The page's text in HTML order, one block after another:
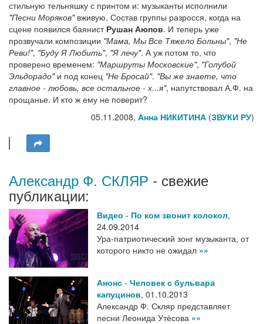
стильную тельняшку с принтом и: музыканты исполнили
"Песни Моряков"вживую. Состав группы разросся, когда на
сцене появился баянист Рушан Аюпов. И теперь уже
прозвучали композиции "Мама, Мы Все Тяжело Больны", "Не
Реви!", "Буду Я Любить", "Я лечу". А уж потом то, что
проверено временем: "Маршруты Московские", "Голубой
Эльдорадо"и под конец "Не Бросай". "Вы же знаете, что
главное - любовь, все остальное - х...я", напутствовал А.Ф. на
прощанье. И кто ж ему не поверит?
05.11.2008, Анна НИКИТИНА (ЗВУКИ РУ)
Александр Ф. СКЛЯР - свежие
публикации:
Видео - По ком звонит колокол,
24.09.2014
Ура-патриотический зонг музыканта, от
которого никто не ожидал »»
Анонс - Человек с бульвара
капуцинов, 01.10.2013
Александр Ф. Скляр представляет
песни Леонида Утёсова »»